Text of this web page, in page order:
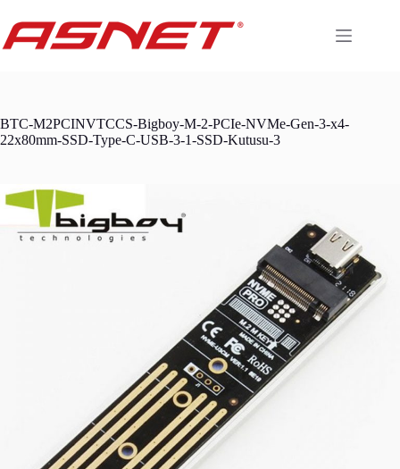
content
BTC-M2PCINVTCCS-Bigboy-M-2-PCIe-NVMe-Gen-3-x4-
22x80mm-SSD-Type-C-USB-3-1-SSD-Kutusu-3